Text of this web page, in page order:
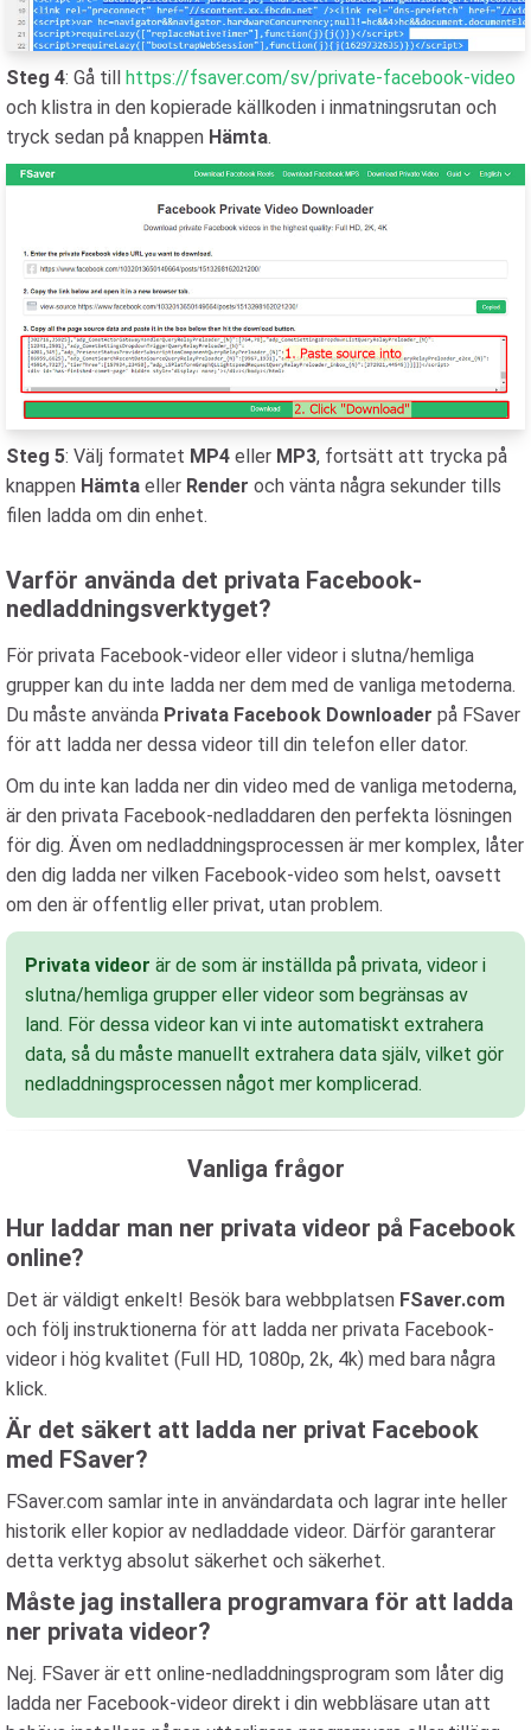
Steg 4: Gå till
https://fsaver.com/sv/private-facebook-video
och klistra in den kopierade källkoden i inmatningsrutan och
tryck sedan på knappen Hämta.
Steg 5: Välj formatet MP4 eller MP3, fortsätt att trycka på
knappen Hämta eller Render och vänta några sekunder tills
filen ladda om din enhet.
Varför använda det privata Facebook-
nedladdningsverktyget?
För privata Facebook-videor eller videor i slutna/hemliga
grupper kan du inte ladda ner dem med de vanliga metoderna.
Du måste använda Privata Facebook Downloader på FSaver
för att ladda ner dessa videor till din telefon eller dator.
Om du inte kan ladda ner din video med de vanliga metoderna,
är den privata Facebook-nedladdaren den perfekta lösningen
för dig. Även om nedladdningsprocessen är mer komplex, låter
den dig ladda ner vilken Facebook-video som helst, oavsett
om den är offentlig eller privat, utan problem.
Privata videor är de som är inställda på privata, videor i
slutna/hemliga grupper eller videor som begränsas av
land. För dessa videor kan vi inte automatiskt extrahera
data, så du måste manuellt extrahera data själv, vilket gör
nedladdningsprocessen något mer komplicerad.
Vanliga frågor
Hur laddar man ner privata videor på Facebook
online?
Det är väldigt enkelt! Besök bara webbplatsen FSaver.com
och följ instruktionerna för att ladda ner privata Facebook-
videor i hög kvalitet (Full HD, 1080p, 2k, 4k) med bara några
klick.
Är det säkert att ladda ner privat Facebook
med FSaver?
FSaver.com samlar inte in användardata och lagrar inte heller
historik eller kopior av nedladdade videor. Därför garanterar
detta verktyg absolut säkerhet och säkerhet.
Måste jag installera programvara för att ladda
ner privata videor?
Nej. FSaver är ett online-nedladdningsprogram som låter dig
ladda ner Facebook-videor direkt i din webbläsare utan att